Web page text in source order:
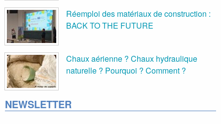
Réemploi des matériaux de construction :
BACK TO THE FUTURE
Chaux aérienne ? Chaux hydraulique
naturelle ? Pourquoi ? Comment ?
NEWSLETTER